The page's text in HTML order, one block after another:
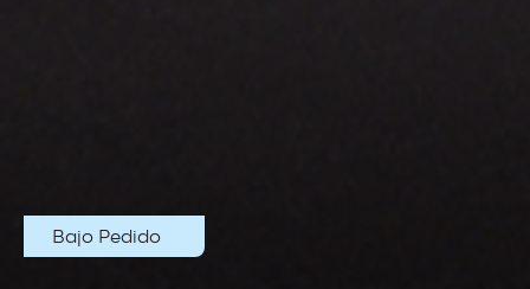
Bajo Pedido